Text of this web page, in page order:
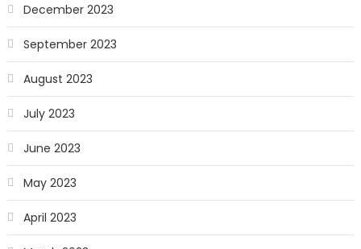
December 2023
September 2023
August 2023
July 2023
June 2023
May 2023
April 2023